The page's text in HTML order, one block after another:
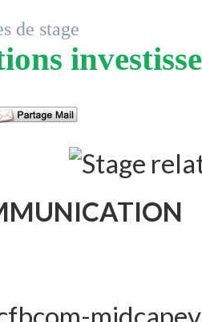
de stage